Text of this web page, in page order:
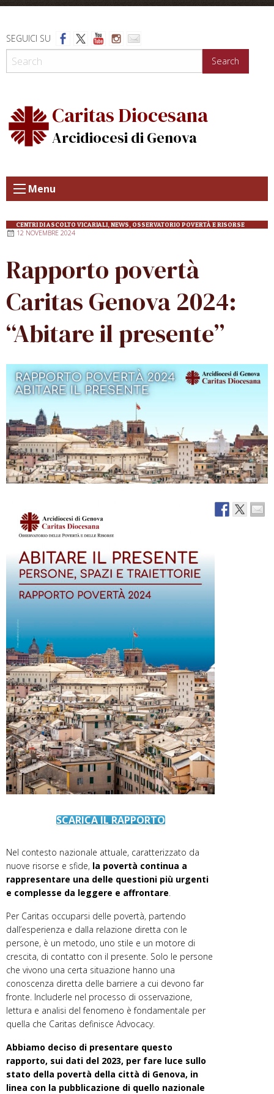
Skip
content
SEGUICI SU
Search
Caritas Diocesana
Arcidiocesi di Genova
Menu
CENTRI DI ASCOLTO VICARIALI,NEWS, OSSERVATORIO POVERTÀ E RISORSE
12 NOVEMBRE 2024
Rapporto povertà
Caritas Genova 2024:
“Abitare il presente”
SCARICA IL RAPPORTO
Nel contesto nazionale attuale, caratterizzato da
nuove risorse e sfide, la povertà continua a
rappresentare una delle questioni più urgenti
e complesse da leggere e affrontare
Per Caritas occuparsi delle povertà, partendo
dall’esperienza e dalla relazione diretta con le
persone, è un metodo, uno stile e un motore di
crescita, di contatto con il presente. Solo le persone
che vivono una certa situazione hanno una
conoscenza diretta delle barriere a cui devono far
fronte. Includerle nel processo di osservazione,
lettura e analisi del fenomeno è fondamentale per
quella che Caritas definisce Advocacy.
Abbiamo deciso di presentare questo
rapporto, sui dati del 2023, per fare luce sullo
stato della povertà della città di Genova, in
linea con la pubblicazione di quello nazionale